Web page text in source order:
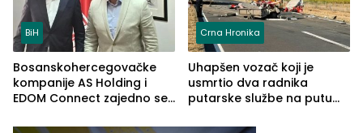
BiH
Bosanskohercegovačke
kompanije AS Holding i
EDOM Connect zajedno se
Crna Hronika
Uhapšen vozač koji je
usmrtio dva radnika
putarske službe na putu
(FOTO)